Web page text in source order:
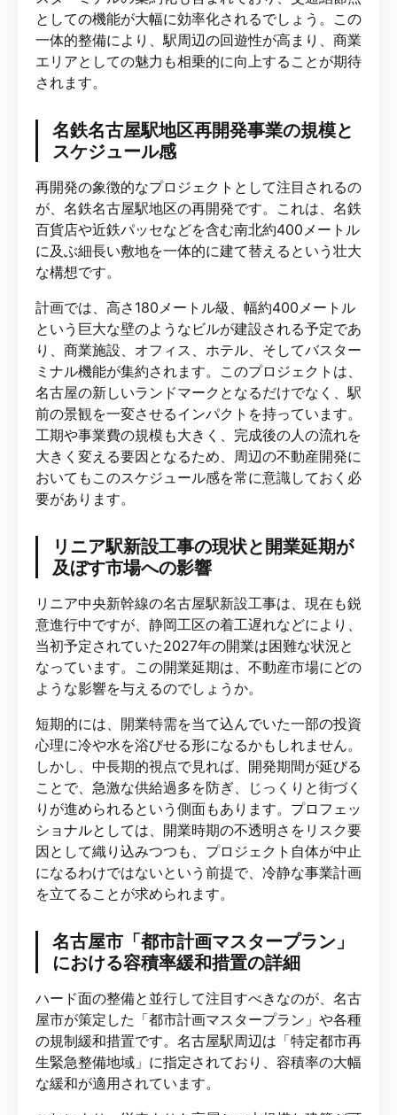
としての機能が大幅に効率化されるでしょう。この
一体的整備により、駅周辺の回遊性が高まり、商業
エリアとしての魅力も相乗的に向上することが期待
されます。
名鉄名古屋駅地区再開発事業の規模と
スケジュール感
再開発の象徴的なプロジェクトとして注目されるの
が、名鉄名古屋駅地区の再開発です。これは、名鉄
百貨店や近鉄パッセなどを含む南北約400メートル
に及ぶ細長い敷地を一体的に建て替えるという壮大
な構想です。
計画では、高さ180メートル級、幅約400メートル
という巨大な壁のようなビルが建設される予定であ
り、商業施設、オフィス、ホテル、そしてバスター
ミナル機能が集約されます。このプロジェクトは、
名古屋の新しいランドマークとなるだけでなく、駅
前の景観を一変させるインパクトを持っています。
工期や事業費の規模も大きく、完成後の人の流れを
大きく変える要因となるため、周辺の不動産開発に
おいてもこのスケジュール感を常に意識しておく必
要があります。
リニア駅新設工事の現状と開業延期が
及ぼす市場への影響
リニア中央新幹線の名古屋駅新設工事は、現在も鋭
意進行中ですが、静岡工区の着工遅れなどにより、
当初予定されていた2027年の開業は困難な状況と
なっています。この開業延期は、不動産市場にどの
ような影響を与えるのでしょうか。
短期的には、開業特需を当て込んでいた一部の投資
心理に冷や水を浴びせる形になるかもしれません。
しかし、中長期的視点で見れば、開発期間が延びる
ことで、急激な供給過多を防ぎ、じっくりと街づく
りが進められるという側面もあります。プロフェッ
ショナルとしては、開業時期の不透明さをリスク要
因として織り込みつつも、プロジェクト自体が中止
になるわけではないという前提で、冷静な事業計画
を立てることが求められます。
名古屋市「都市計画マスタープラン」
における容積率緩和措置の詳細
ハード面の整備と並行して注目すべきなのが、名古
屋市が策定した「都市計画マスタープラン」や各種
の規制緩和措置です。名古屋駅周辺は「特定都市再
生緊急整備地域」に指定されており、容積率の大幅
な緩和が適用されています。